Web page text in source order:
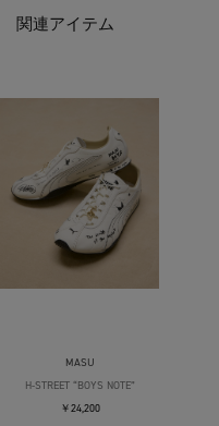
関連アイテム
MASU
H-STREET “BOYS NOTE”
￥24,200